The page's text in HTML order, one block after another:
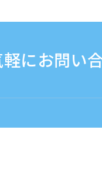
にお問い合